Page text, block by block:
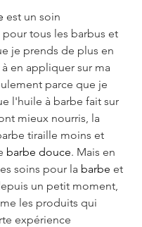
est un soin
tous les barbus et
je prends de plus en
en appliquer sur ma
parce que je
l'huile à barbe fait sur
mieux nourris, la
tiraille moins et
barbe douce. Mais en
soins pour la barbe et
un petit moment,
les produits qui
expérience